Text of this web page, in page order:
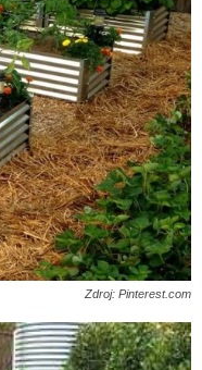
Zdroj: Pinterest.com